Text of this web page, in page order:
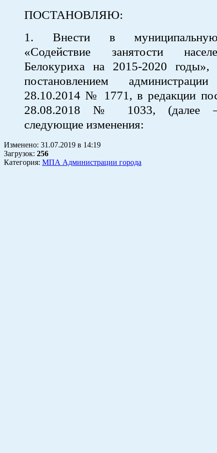
ПОСТАНОВЛЯЮ:
1. Внести в
«Содействие занятости
Белокуриха на 2015-2020 годы»,
постановлением
28.10.2014 № 1771, в редакции
28.08.2018 № 1033, (далее –
следующие изменения:
Изменено: 31.07.2019 в 14:19
Загрузок: 256
Категория: МПА Администрации города